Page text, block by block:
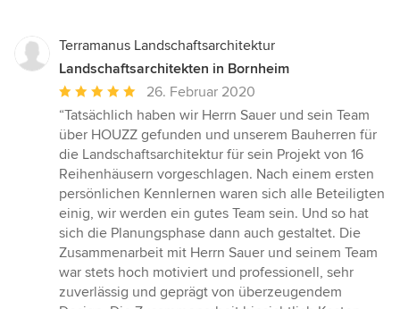
Terramanus Landschaftsarchitektur
Landschaftsarchitekten in Bornheim
Durchschnittliche
Bewertung:
5
von
5
Sternen
26. Februar 2020
“Tatsächlich haben wir Herrn Sauer und sein Team
über HOUZZ gefunden und unserem Bauherren für
die Landschaftsarchitektur für sein Projekt von 16
Reihenhäusern vorgeschlagen. Nach einem ersten
persönlichen Kennlernen waren sich alle Beteiligten
einig, wir werden ein gutes Team sein. Und so hat
sich die Planungsphase dann auch gestaltet. Die
Zusammenarbeit mit Herrn Sauer und seinem Team
war stets hoch motiviert und professionell, sehr
zuverlässig und geprägt von überzeugendem